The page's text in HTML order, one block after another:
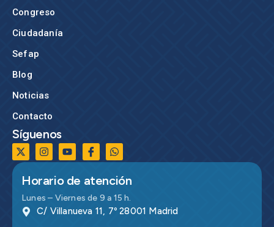
Congreso
Ciudadanía
Sefap
Blog
Noticias
Contacto
Síguenos
Horario de atención
Lunes – Viernes de 9 a 15 h.
C/ Villanueva 11, 7º 28001 Madrid